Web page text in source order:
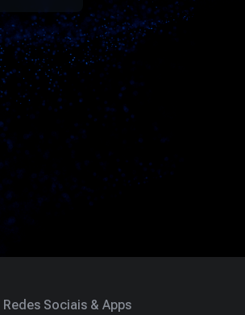
Redes Sociais & Apps